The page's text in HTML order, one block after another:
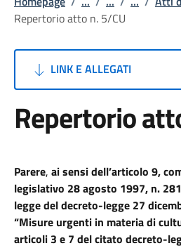
Repertorio atto n. 5/CU
LINK E ALLEGATI
Repertorio
Parere, ai sensi dell’articolo 9,
legislativo 28 agosto 1997, n.
legge del decreto-legge 27
“Misure urgenti in materia di
articoli 3 e 7 del citato decreto-